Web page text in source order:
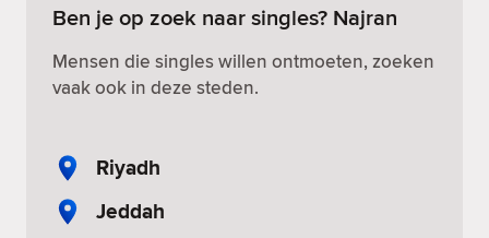
Ben je op zoek naar singles? Najran
Mensen die singles willen ontmoeten, zoeken
vaak ook in deze steden.
Riyadh
Jeddah